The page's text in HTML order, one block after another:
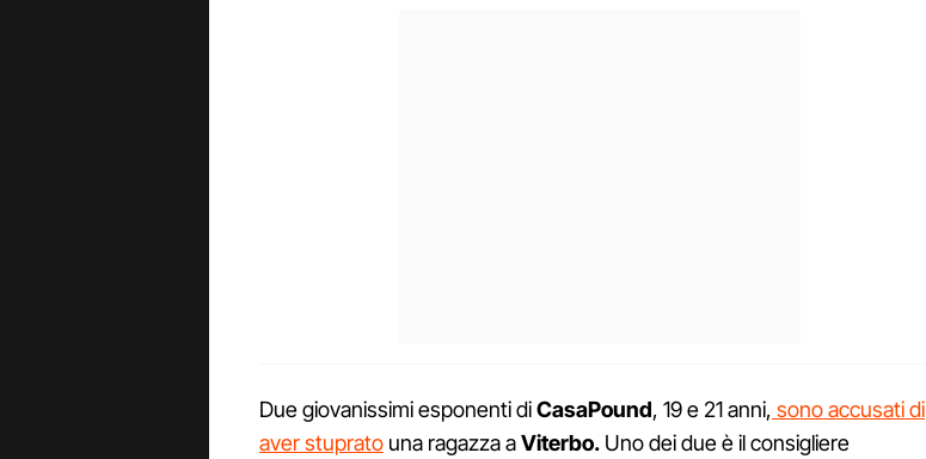
Due giovanissimi esponenti diCasaPound, 19 e 21 anni, sono accusati di
aver stuprato una ragazza aViterbo. Uno dei due è il consigliere